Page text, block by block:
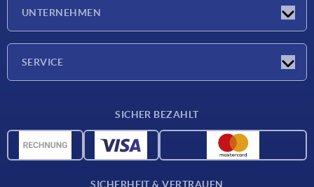
UNTERNEHMEN
SERVICE
CAD-Daten
SICHER BEZAHLT
SICHERHEIT & VERTRAUEN